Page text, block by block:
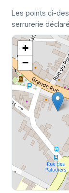
Les points ci-
serrurerie
+
−